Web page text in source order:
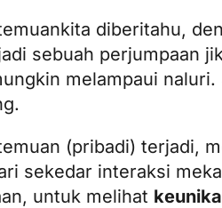
kita diberitahu,
sebuah perjumpaan
melampaui
(pribadi) terjadi,
sekedar interaksi
untuk melihat